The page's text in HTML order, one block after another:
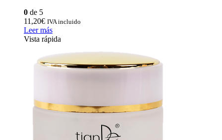
0 de 5
11,20€ IVA incluido
Leer más
Vista rápida